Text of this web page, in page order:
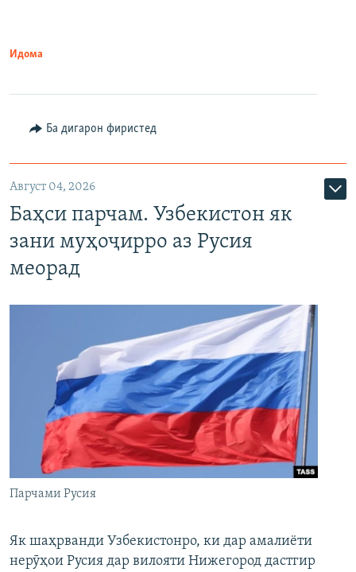
Идома
Ба дигарон фиристед
Август 04, 2026
Баҳси парчам. Узбекистон як
зани муҳоҷирро аз Русия
меорад
Парчами Русия
Як шаҳрванди Узбекистонро, ки дар амалиёти
нерӯҳои Русия дар вилояти Нижегород дастгир